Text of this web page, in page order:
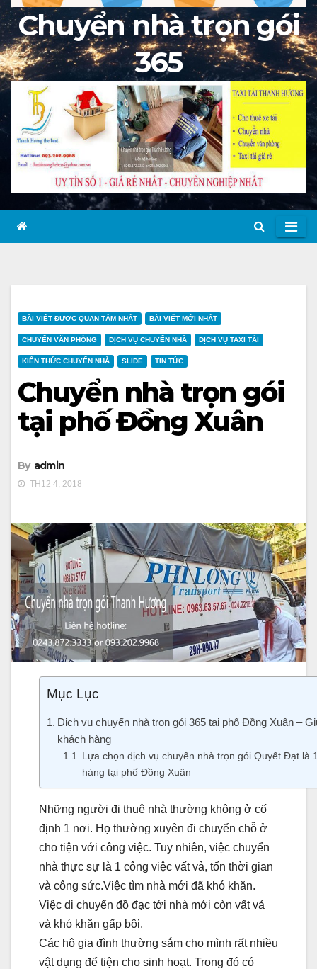
Chuyển nhà trọn gói
365
BÀI VIẾT ĐƯỢC QUAN TÂM NHẤT BÀI VIẾT MỚI NHẤT
CHUYỂN VĂN PHÒNG DỊCH VỤ CHUYỂN NHÀ DỊCH VỤ TAXI TẢI
KIẾN THỨC CHUYỂN NHÀ SLIDE TIN TỨC
Chuyển nhà trọn gói
tại phố Đồng Xuân
By admin
TH12 4, 2018
Mục Lục
Dịch vụ chuyển nhà trọn gói 365 tại phố Đồng Xuân –
khách hàng
Lựa chọn dịch vụ chuyển nhà trọn gói Quyết Đạt là
hàng tại phố Đồng Xuân
Những người đi thuê nhà thường không ở cố
định 1 nơi. Họ thường xuyên đi chuyển chỗ ở
cho tiện với công việc. Tuy nhiên, việc chuyển
nhà thực sự là 1 công việc vất vả, tốn thời gian
và công sức.Việc tìm nhà mới đã khó khăn.
Việc di chuyển đồ đạc tới nhà mới còn vất vả
và khó khăn gấp bội.
Các hộ gia đình thường sắm cho mình rất nhiều
vật dụng để tiện cho sinh hoạt. Trong đó có